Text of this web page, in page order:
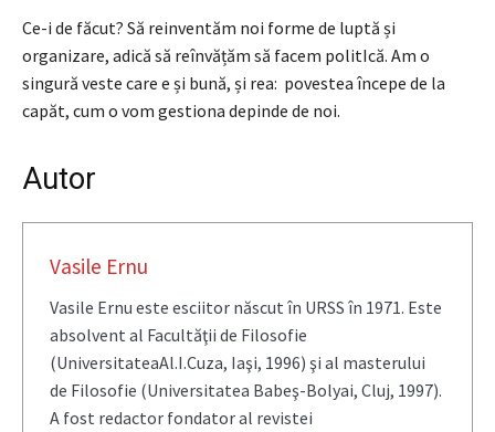
Ce-i de făcut? Să reinventăm noi forme de luptă și
organizare, adică să reînvățăm să facem politIcă. Am o
singură veste care e și bună, și rea: povestea începe de la
capăt, cum o vom gestiona depinde de noi.
Autor
Vasile Ernu
Vasile Ernu este esciitor născut în URSS în 1971. Este
absolvent al Facultăţii de Filosofie
(UniversitateaAl.I.Cuza, Iaşi, 1996) şi al masterului
de Filosofie (Universitatea Babeş-Bolyai, Cluj, 1997).
A fost redactor fondator al revistei